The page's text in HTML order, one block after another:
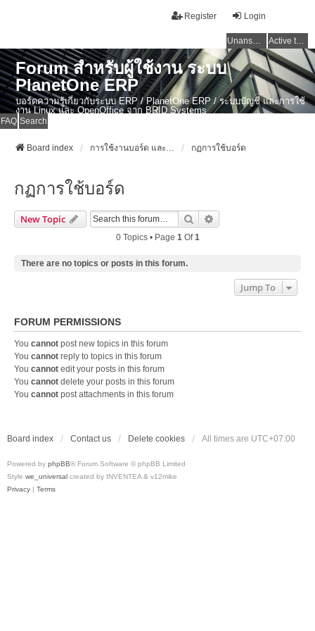
Login
Register
Unanswered topics Active topics
Forum สำหรับผู้ใช้งาน ระบบ
PlanetOne ERP
บอร์ดความรู้เกี่ยวกับระบบ ERP / PlanetOne ERP / ระบบบัญชี และการใช้
งาน Linux และ OpenOffice จาก BRID Systems
FAQ Search
Board index การใช้งานบอร์ด และข่าวสาร ERP ไทย / PlanetOne ERP / งานบัญชี / Linux กฏการใช้บอร์ด
กฏการใช้บอร์ด
New Topic Search
0 Topics • Page 1Of1
There are no topics or posts in this forum.
Jump To
FORUM PERMISSIONS
You cannot post new topics in this forum
You cannot reply to topics in this forum
You cannot edit your posts in this forum
You cannot delete your posts in this forum
You cannot post attachments in this forum
Board index Contact us Delete cookies All times are UTC+07:00
Powered by phpBB® Forum Software © phpBB Limited
Style we_universal created by INVENTEA & v12mike
Privacy | Terms